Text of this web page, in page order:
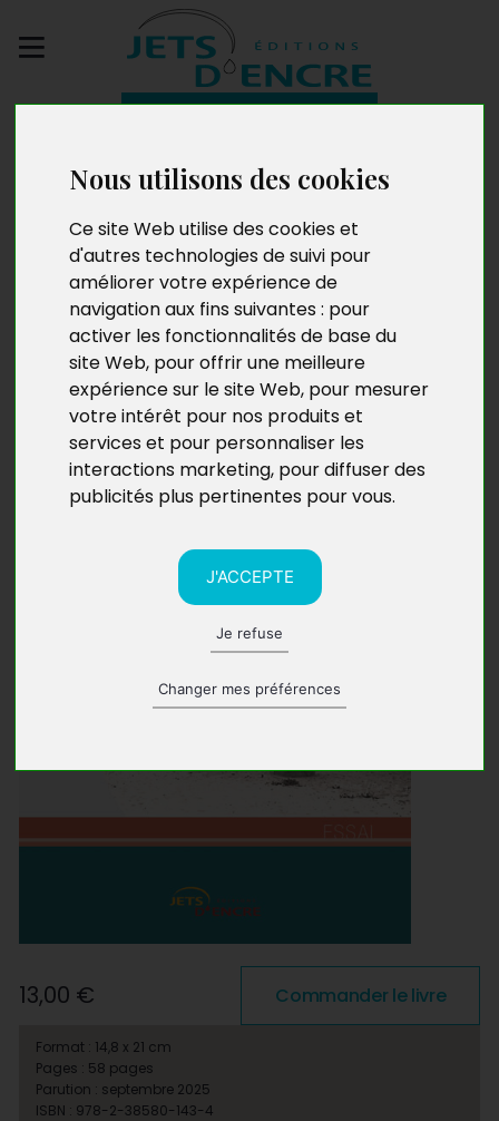
Nous utilisons des cookies
Ce site Web utilise des cookies et
d'autres technologies de suivi pour
améliorer votre expérience de
navigation aux fins suivantes : pour
activer les fonctionnalités de base du
site Web, pour offrir une meilleure
expérience sur le site Web, pour mesurer
votre intérêt pour nos produits et
services et pour personnaliser les
interactions marketing, pour diffuser des
publicités plus pertinentes pour vous.
J'ACCEPTE
Je refuse
Changer mes préférences
L’usine à eau de
Soulac-sur-Mer (1926-
1965)
13,00 € Commander le livre
Format : 14,8 x 21 cm
Pages : 58 pages
Parution : septembre 2025
ISBN : 978-2-38580-143-4